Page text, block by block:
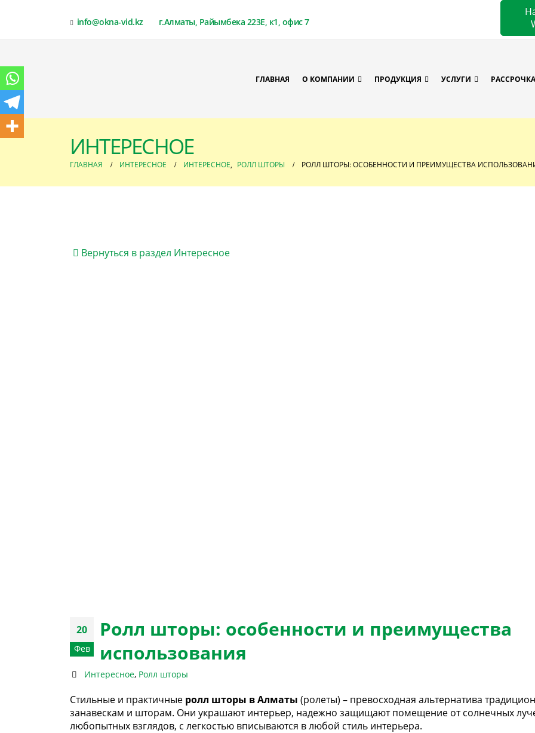
info@okna-vid.kz г.Алматы, Райымбека 223Е, к1, офис 7
ГЛАВНАЯ О КОМПАНИИ ПРОДУКЦИЯ УСЛУГИ РАССРОЧКА
ИНТЕРЕСНОЕ
ГЛАВНАЯ ИНТЕРЕСНОЕ ИНТЕРЕСНОЕ, РОЛЛ ШТОРЫ РОЛЛ ШТОРЫ: ОСОБЕННОСТИ И ПРЕИМУЩЕСТВА
Вернуться в раздел Интересное
20
Фев
Ролл шторы: особенности и преимущества
использования
Интересное, Ролл шторы
Стильные и практичные ролл шторы в Алматы (ролеты) – превосходная альтернатива
занавескам и шторам. Они украшают интерьер, надежно защищают помещение от солнечных
любопытных взглядов, с легкостью вписываются в любой стиль интерьера.